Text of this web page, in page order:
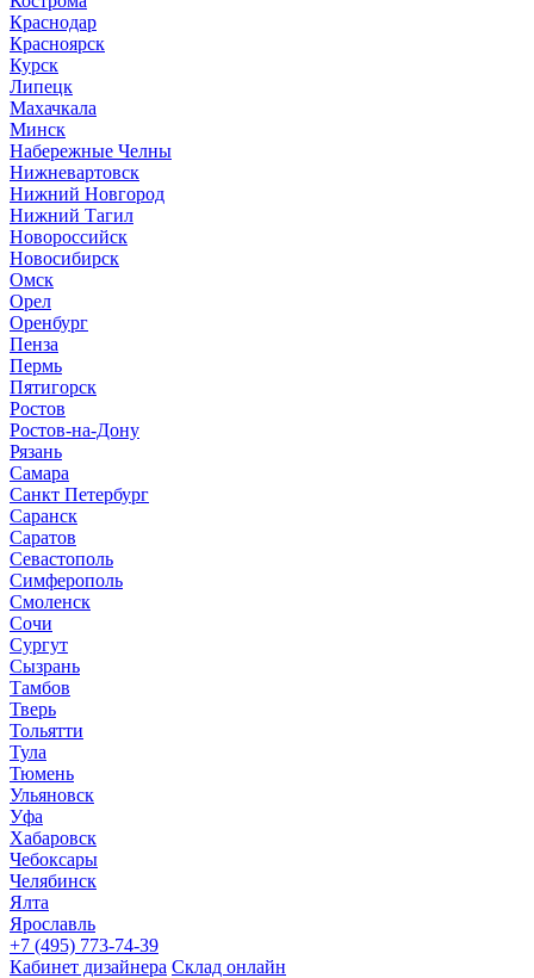
Краснодар
Красноярск
Курск
Липецк
Махачкала
Минск
Набережные Челны
Нижневартовск
Нижний Новгород
Нижний Тагил
Новороссийск
Новосибирск
Омск
Орел
Оренбург
Пенза
Пермь
Пятигорск
Ростов
Ростов-на-Дону
Рязань
Самара
Санкт Петербург
Саранск
Саратов
Севастополь
Симферополь
Смоленск
Сочи
Сургут
Сызрань
Тамбов
Тверь
Тольятти
Тула
Тюмень
Ульяновск
Уфа
Хабаровск
Чебоксары
Челябинск
Ялта
Ярославль
+7 (495) 773-74-39
Кабинет дизайнера Склад онлайн